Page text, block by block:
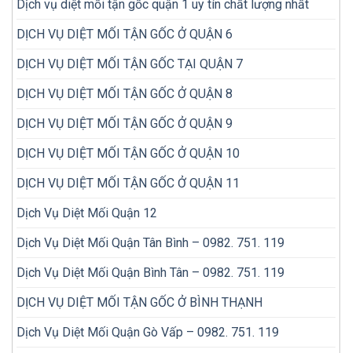
Dịch vụ diệt mối tận gốc quận 1 uy tín chất lượng nhất
DỊCH VỤ DIỆT MỐI TẬN GỐC Ở QUẬN 6
DỊCH VỤ DIỆT MỐI TẬN GỐC TẠI QUẬN 7
DỊCH VỤ DIỆT MỐI TẬN GỐC Ở QUẬN 8
DỊCH VỤ DIỆT MỐI TẬN GỐC Ở QUẬN 9
DỊCH VỤ DIỆT MỐI TẬN GỐC Ở QUẬN 10
DỊCH VỤ DIỆT MỐI TẬN GỐC Ở QUẬN 11
Dịch Vụ Diệt Mối Quận 12
Dịch Vụ Diệt Mối Quận Tân Bình – 0982. 751. 119
Dịch Vụ Diệt Mối Quận Bình Tân – 0982. 751. 119
DỊCH VỤ DIỆT MỐI TẬN GỐC Ở BÌNH THẠNH
Dịch Vụ Diệt Mối Quận Gò Vấp – 0982. 751. 119